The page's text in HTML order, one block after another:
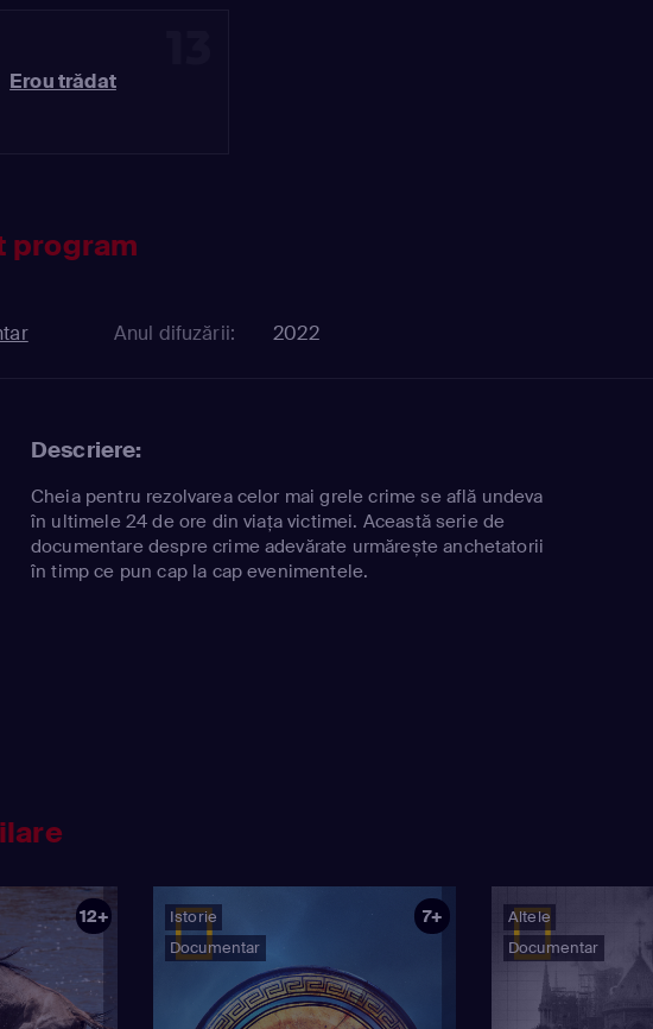
Erou trădat
program
Anul difuzării: 2022
Descriere:
Cheia pentru rezolvarea celor mai grele crime se află undeva
în ultimele 24 de ore din viața victimei. Această serie de
documentare despre crime adevărate urmărește anchetatorii
în timp ce pun cap la cap evenimentele.
12+
Istorie
Documentar
7+
Altele
Documentar